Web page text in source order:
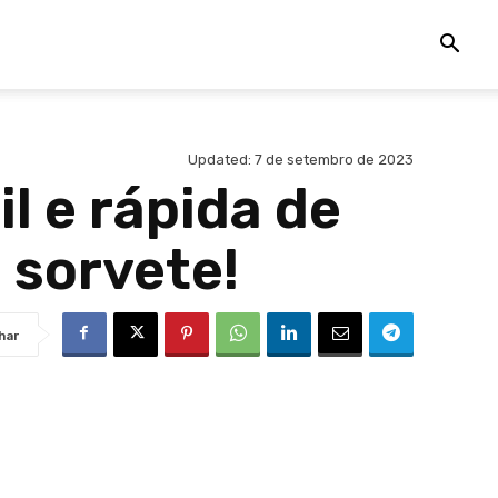
Updated: 7 de setembro de 2023
e rápida de